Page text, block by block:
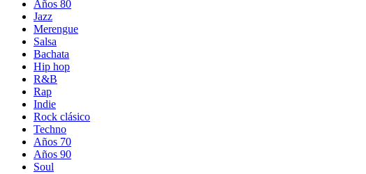
Años 80
Jazz
Merengue
Salsa
Bachata
Hip hop
R&B
Rap
Indie
Rock clásico
Techno
Años 70
Años 90
Soul